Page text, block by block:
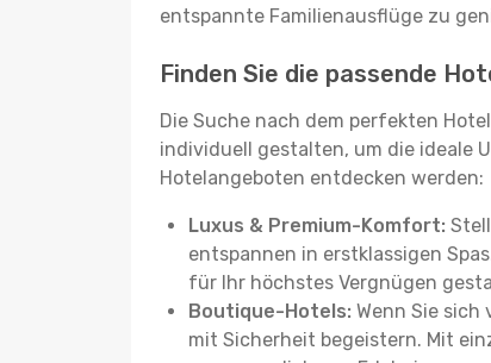
entspannte Familienausflüge zu
Finden Sie die passende
Die Suche nach dem perfekten
individuell gestalten, um die ideale
Hotelangeboten entdecken werden:
Luxus & Premium-Komfort:
entspannen in erstklassigen
für Ihr höchstes Vergnügen
Boutique-Hotels: Wenn Sie
mit Sicherheit begeistern. Mit